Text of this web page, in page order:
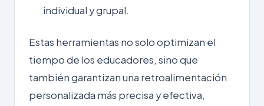
individual y grupal.
Estas herramientas no solo optimizan el
tiempo de los educadores, sino que
también garantizan una retroalimentación
personalizada más precisa y efectiva,